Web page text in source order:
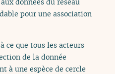
données du réseau
pour une association
ce que tous les acteurs
de la donnée
à une espèce de cercle